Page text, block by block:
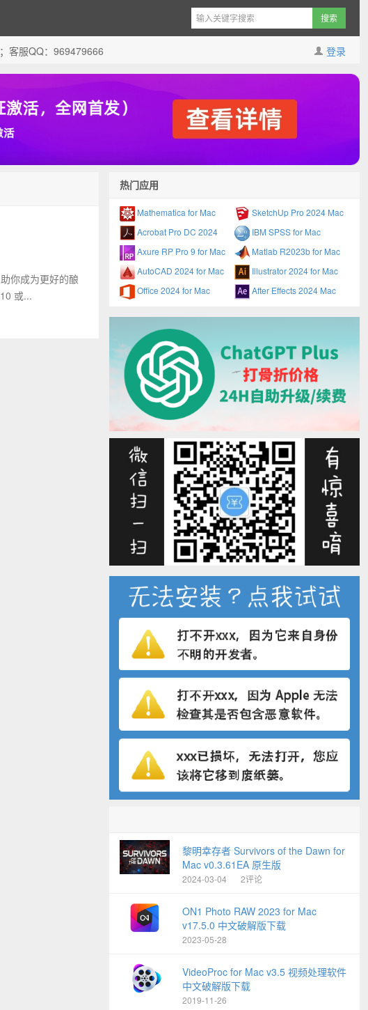
登录
；客服QQ：969479666
你成为更好的酿
或...
热门应用
Mathematica for Mac
SketchUp Pro 2024 Mac
Acrobat Pro DC 2024
IBM SPSS for Mac
Axure RP Pro 9 for Mac
Matlab R2023b for Mac
AutoCAD 2024 for Mac
Illustrator 2024 for Mac
Office 2024 for Mac
After Effects 2024 Mac
黎明幸存者 Survivors of the Dawn for
Mac v0.3.61EA 原生版
2024-03-04 2评论
ON1 Photo RAW 2023 for Mac
v17.5.0 中文破解版下载
2023-05-28
VideoProc for Mac v3.5 视频处理软件
中文破解版下载
2019-11-26